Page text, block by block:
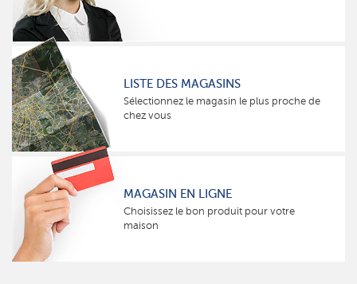
LISTE DES MAGASINS
Sélectionnez le magasin le plus proche de
chez vous
MAGASIN EN LIGNE
Choisissez le bon produit pour votre
maison